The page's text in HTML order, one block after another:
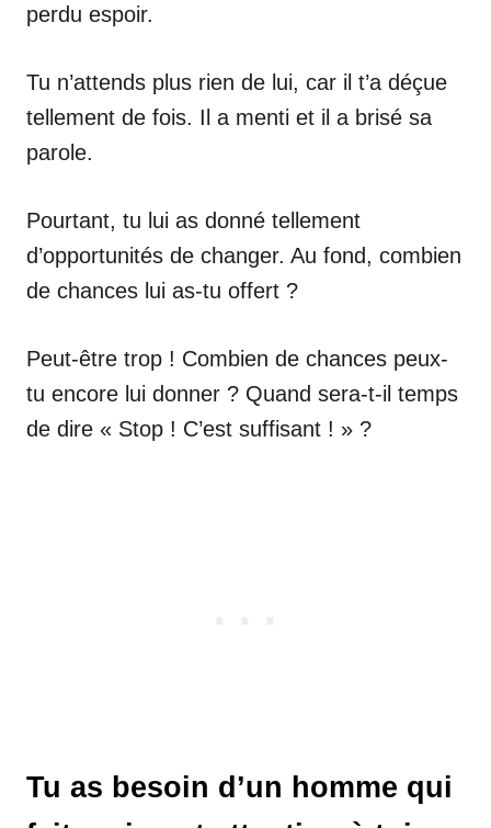
perdu espoir.
Tu n’attends plus rien de lui, car il t’a déçue
tellement de fois. Il a menti et il a brisé sa
parole.
Pourtant, tu lui as donné tellement
d’opportunités de changer. Au fond, combien
de chances lui as-tu offert ?
Peut-être trop ! Combien de chances peux-
tu encore lui donner ? Quand sera-t-il temps
de dire « Stop ! C’est suffisant ! » ?
Tu as besoin d’un homme qui